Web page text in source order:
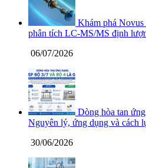
Khám phá
phân tích LC-MS/MS định
06/07/2026
Dòng hòa tan
Nguyên lý, ứng dụng và cách
30/06/2026